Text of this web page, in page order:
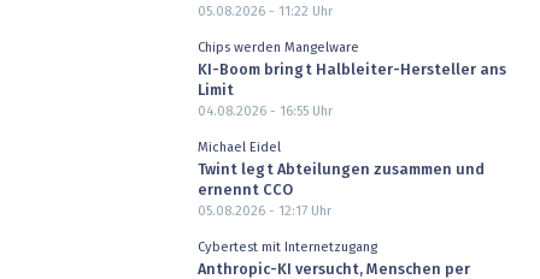
05.08.2026 - 11:22 Uhr
Chips werden Mangelware
KI-Boom bringt Halbleiter-Hersteller ans
Limit
04.08.2026 - 16:55Uhr
Michael Eidel
Twint legt Abteilungen zusammen und
ernennt CCO
05.08.2026 - 12:17Uhr
Cybertest mit Internetzugang
Anthropic-KI versucht, Menschen per